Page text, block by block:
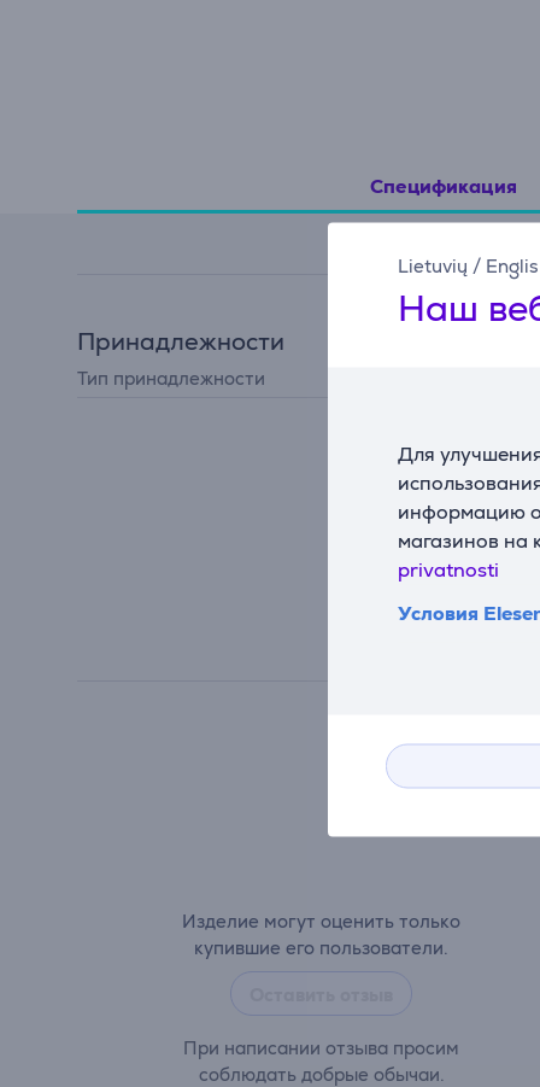
Lietuvių /
Наш
Для
информацию о
магазинов на
privatnosti
Условия
Спецификация
Принадлежности
Тип принадлежности
Изделие могут оценить только
купившие его пользователи.
При написании отзыва просим
соблюдать добрые обычаи.